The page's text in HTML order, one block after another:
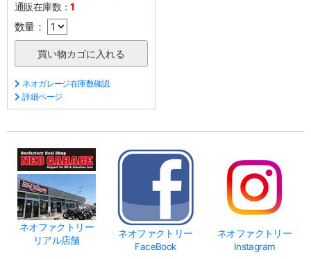
通販在庫数：1
数量：
ネオガレージ在庫数確認
詳細ページ
ネオファクトリー
リアル店舗
ネオファクトリー
FaceBook
ネオファクトリー
Instagram